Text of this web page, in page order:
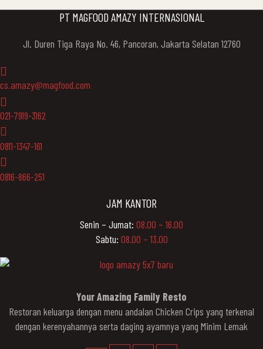
PT MAGFOOD AMAZY INTERNASIONAL
Jl. Duren Tiga Raya No. 46, Pancoran, Jakarta Selatan 12760
cs.amazy@magfood.com
021-7919-3162
0811-1347-161
0816-866-251
JAM KANTOR
Senin – Jumat: 08.00 – 16.00
Sabtu: 08.00 – 13.00
Your Amazing Family Resto
Restoran keluarga dengan menu andalan Chicken Crips yang terkenal
dengan kerenyahannya serta daging ayamnya yang Minim Lemak